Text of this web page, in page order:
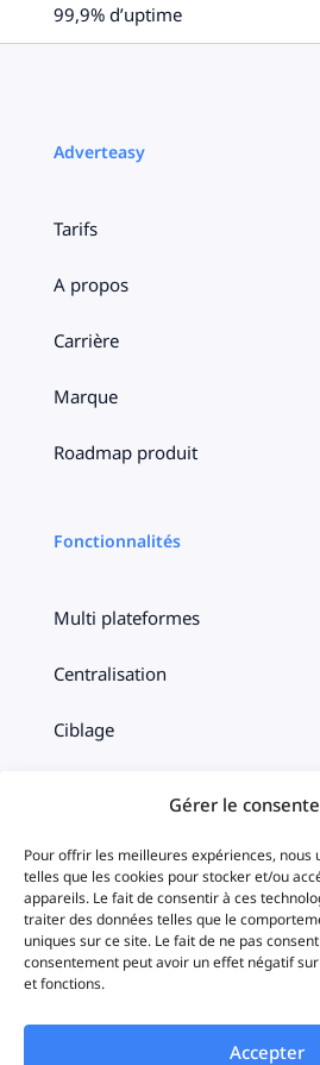
Gérer le
Pour offrir les meilleures expériences, nous
telles que les cookies pour stocker et/ou
appareils. Le fait de consentir à ces
traiter des données telles que le
uniques sur ce site. Le fait de ne pas
consentement peut avoir un effet négatif
et fonctions.
Accepter
99,9% d’uptime
Adverteasy
Tarifs
A propos
Carrière
Marque
Roadmap produit
Fonctionnalités
Multi plateformes
Centralisation
Ciblage
iAds
Solutions